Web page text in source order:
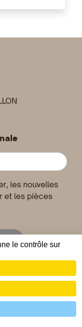
les nouvelles
et les pièces
légales
Ardèche
le contrôle sur